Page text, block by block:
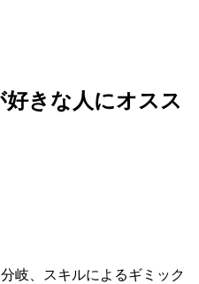
きな人にオスス
岐、スキルによるギミック